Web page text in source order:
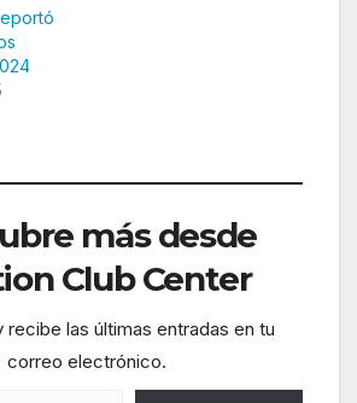
más desde
Club Center
recibe las últimas entradas en tu
correo electrónico.